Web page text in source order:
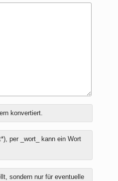
konvertiert.
per _wort_ kann ein Wort
sondern nur für eventuelle